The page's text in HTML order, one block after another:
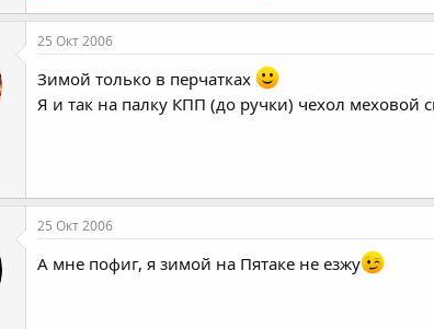
25 Окт 2006
Зимой только в перчатках
Я и так на палку КПП (до ручки) чехол меховой
25 Окт 2006
А мне пофиг, я зимой на Пятаке не езжу